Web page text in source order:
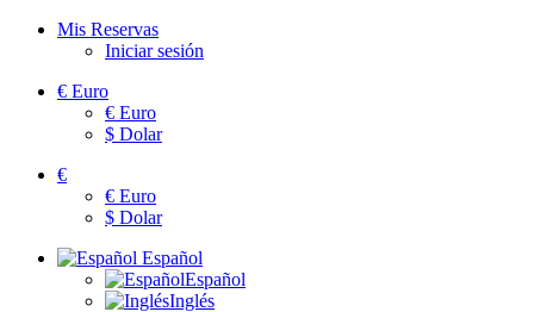
Mis Reservas
Iniciar sesión
€ Euro
€ Euro
$ Dolar
€
€ Euro
$ Dolar
Español
Español
Inglés